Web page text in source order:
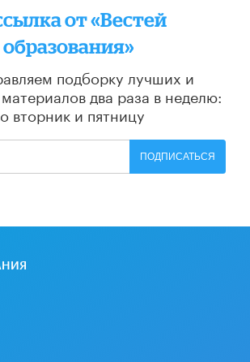
от «Вестей
образования»
подборку лучших и
два раза в неделю:
вторник и пятницу
ПОДПИСАТЬСЯ